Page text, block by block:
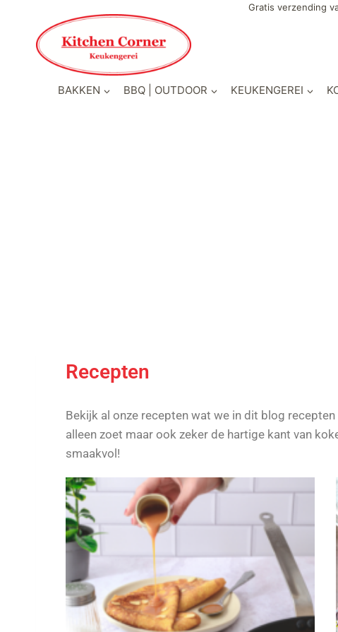
Gratis verzending
BAKKEN BBQ | OUTDOOR KEUKENGEREI
Recepten
Bekijk al onze recepten wat we in dit blog
alleen zoet maar ook zeker de hartige kant van
smaakvol!